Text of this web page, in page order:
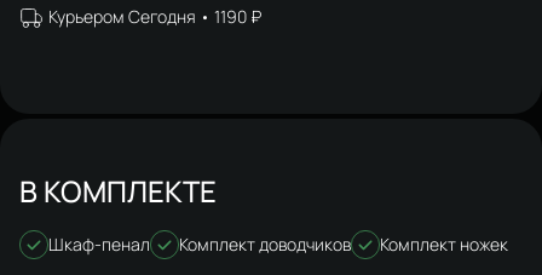
Курьером Сегодня 1190 ₽
В КОМПЛЕКТЕ
Шкаф-пенал Комплект доводчиков Комплект ножек